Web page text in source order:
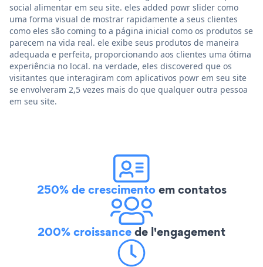
social alimentar em seu site. eles added powr slider como
uma forma visual de mostrar rapidamente a seus clientes
como eles são coming to a página inicial como os produtos se
parecem na vida real. ele exibe seus produtos de maneira
adequada e perfeita, proporcionando aos clientes uma ótima
experiência no local. na verdade, eles discovered que os
visitantes que interagiram com aplicativos powr em seu site
se envolveram 2,5 vezes mais do que qualquer outra pessoa
em seu site.
250% de crescimentoem contatos
200% croissancede l'engagement